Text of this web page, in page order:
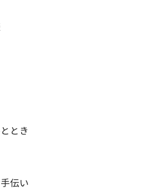
とき
伝い